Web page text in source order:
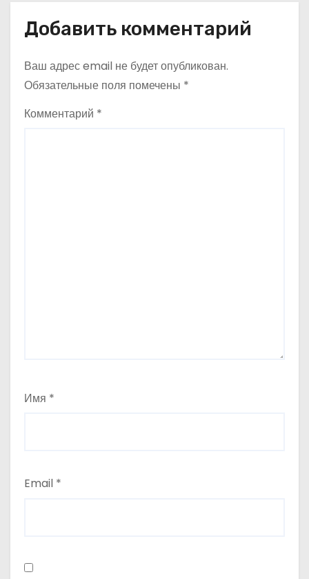
и
г
а
ц
я
Добавить комментарий
Ваш адрес email не будет опубликован.
Обязательные поля помечены *
Комментарий *
Имя *
Email *